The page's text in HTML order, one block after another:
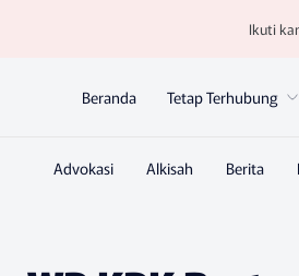
Ikuti
Beranda Tetap Terhubung